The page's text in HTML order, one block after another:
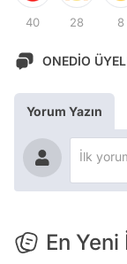
40 28 8
ONEDİO
Yorum Yazın
En